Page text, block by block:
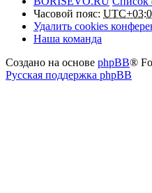
Часовой пояс:
Удалить cookies
Наша команда
Создано на основе phpBB®
Русская поддержка phpBB